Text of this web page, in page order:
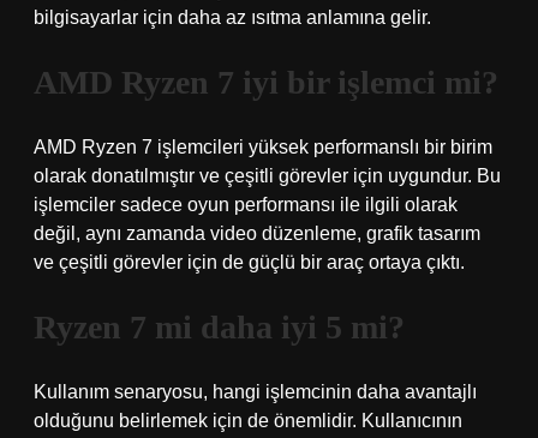
bilgisayarlar için daha az ısıtma anlamına gelir.
AMD Ryzen 7 iyi bir işlemci mi?
AMD Ryzen 7 işlemcileri yüksek performanslı bir birim
olarak donatılmıştır ve çeşitli görevler için uygundur. Bu
işlemciler sadece oyun performansı ile ilgili olarak
değil, aynı zamanda video düzenleme, grafik tasarım
ve çeşitli görevler için de güçlü bir araç ortaya çıktı.
Ryzen 7 mi daha iyi 5 mi?
Kullanım senaryosu, hangi işlemcinin daha avantajlı
olduğunu belirlemek için de önemlidir. Kullanıcının